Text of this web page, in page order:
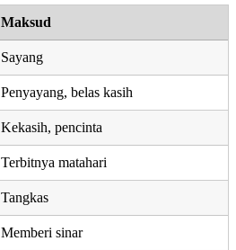
Maksud
Sayang
Penyayang, belas kasih
Kekasih, pencinta
Terbitnya matahari
Tangkas
Memberi sinar